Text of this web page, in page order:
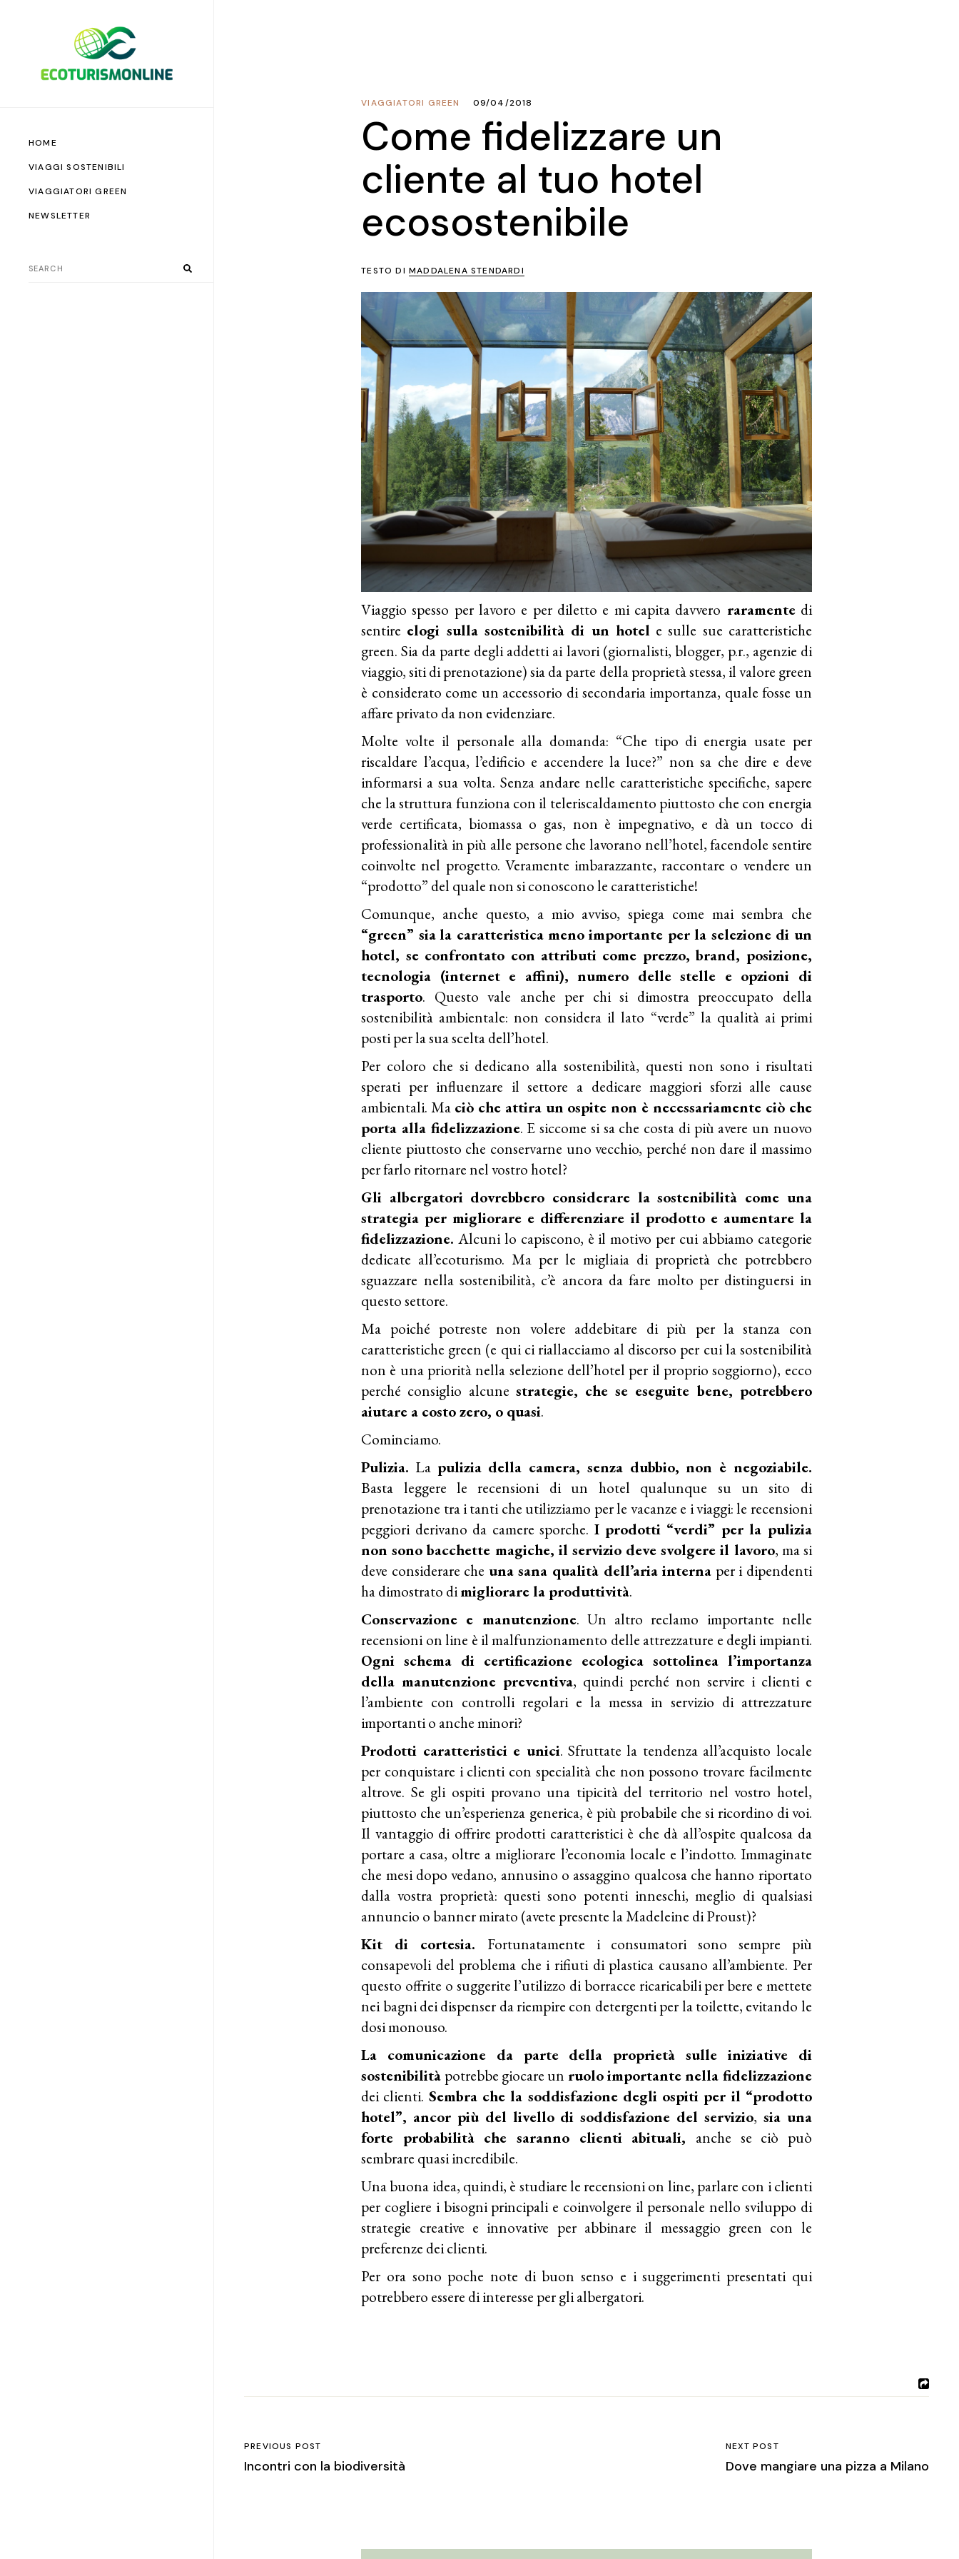
HOME
VIAGGI SOSTENIBILI
VIAGGIATORI GREEN
NEWSLETTER
VIAGGIATORI GREEN 09/04/2018
Come fidelizzare un
cliente al tuo hotel
ecosostenibile
TESTO DI MADDALENA STENDARDI
Viaggio spesso per lavoro e per diletto e mi capita davvero raramentedi
sentire elogi sulla sostenibilità di un hotel e sulle sue caratteristiche
green. Sia da parte degli addetti ai lavori (giornalisti, blogger, p.r., agenzie di
viaggio, siti di prenotazione) sia da parte della proprietà stessa, il valore green
è considerato come un accessorio di secondaria importanza, quale fosse un
affare privato da non evidenziare.
Molte volte il personale alla domanda: “Che tipo di energia usate per
riscaldare l’acqua, l’edificio e accendere la luce?” non sa che dire e deve
informarsi a sua volta. Senza andare nelle caratteristiche specifiche, sapere
che la struttura funziona con il teleriscaldamento piuttosto che con energia
verde certificata, biomassa o gas, non è impegnativo, e dà un tocco di
professionalità in più alle persone che lavorano nell’hotel, facendole sentire
coinvolte nel progetto. Veramente imbarazzante, raccontare o vendere un
“prodotto” del quale non si conoscono le caratteristiche!
Comunque, anche questo, a mio avviso, spiega come mai sembra che
“green” sia la caratteristica meno importante per la selezione di un
hotel, se confrontato con attributi come prezzo, brand, posizione,
tecnologia (internet e affini), numero delle stelle e opzioni di
trasporto. Questo vale anche per chi si dimostra preoccupato della
sostenibilità ambientale: non considera il lato “verde” la qualità ai primi
posti per la sua scelta dell’hotel.
Per coloro che si dedicano alla sostenibilità, questi non sono i risultati
sperati per influenzare il settore a dedicare maggiori sforzi alle cause
ambientali. Ma ciò che attira un ospite non è necessariamente ciò che
porta alla fidelizzazione. E siccome si sa che costa di più avere un nuovo
cliente piuttosto che conservarne uno vecchio, perché non dare il massimo
per farlo ritornare nel vostro hotel?
Gli albergatori dovrebbero considerare la sostenibilità come una
strategia per migliorare e differenziare il prodotto e aumentare la
fidelizzazione. Alcuni lo capiscono, è il motivo per cui abbiamo categorie
dedicate all’ecoturismo. Ma per le migliaia di proprietà che potrebbero
sguazzare nella sostenibilità, c’è ancora da fare molto per distinguersi in
questo settore.
Ma poiché potreste non volere addebitare di più per la stanza con
caratteristiche green (e qui ci riallacciamo al discorso per cui la sostenibilità
non è una priorità nella selezione dell’hotel per il proprio soggiorno), ecco
perché consiglio alcune strategie, che se eseguite bene, potrebbero
aiutare a costo zero, o quasi.
Cominciamo.
Pulizia. La pulizia della camera, senza dubbio, non è negoziabile.
Basta leggere le recensioni di un hotel qualunque su un sito di
prenotazione tra i tanti che utilizziamo per le vacanze e i viaggi: le recensioni
peggiori derivano da camere sporche. I prodotti “verdi” per la pulizia
non sono bacchette magiche, il servizio deve svolgere il lavoro, ma si
deve considerare che una sana qualità dell’aria interna per i dipendenti
ha dimostrato dimigliorare la produttività.
Conservazione e manutenzione. Un altro reclamo importante nelle
recensioni on line è il malfunzionamento delle attrezzature e degli impianti.
Ogni schema di certificazione ecologica sottolinea l’importanza
della manutenzione preventiva, quindi perché non servire i clienti e
l’ambiente con controlli regolari e la messa in servizio di attrezzature
importanti o anche minori?
Prodotti caratteristici e unici. Sfruttate la tendenza all’acquisto locale
per conquistare i clienti con specialità che non possono trovare facilmente
altrove. Se gli ospiti provano una tipicità del territorio nel vostro hotel,
piuttosto che un’esperienza generica, è più probabile che si ricordino di voi.
Il vantaggio di offrire prodotti caratteristici è che dà all’ospite qualcosa da
portare a casa, oltre a migliorare l’economia locale e l’indotto. Immaginate
che mesi dopo vedano, annusino o assaggino qualcosa che hanno riportato
dalla vostra proprietà: questi sono potenti inneschi, meglio di qualsiasi
annuncio o banner mirato (avete presente la Madeleine di Proust)?
Kit di cortesia. Fortunatamente i consumatori sono sempre più
consapevoli del problema che i rifiuti di plastica causano all’ambiente. Per
questo offrite o suggerite l’utilizzo di borracce ricaricabili per bere e mettete
nei bagni dei dispenser da riempire con detergenti per la toilette, evitando le
dosi monouso.
La comunicazione da parte della proprietà sulle iniziative di
sostenibilità potrebbe giocare un ruolo importante nella fidelizzazione
dei clienti. Sembra che la soddisfazione degli ospiti per il “prodotto
hotel”, ancor più del livello di soddisfazione del servizio, sia una
forte probabilità che saranno clienti abituali, anche se ciò può
sembrare quasi incredibile.
Una buona idea, quindi, è studiare le recensioni on line, parlare con i clienti
per cogliere i bisogni principali e coinvolgere il personale nello sviluppo di
strategie creative e innovative per abbinare il messaggio green con le
preferenze dei clienti.
Per ora sono poche note di buon senso e i suggerimenti presentati qui
potrebbero essere di interesse per gli albergatori.
PREVIOUS POST
Incontri con la biodiversità
NEXT POST
Dove mangiare una pizza a Milano